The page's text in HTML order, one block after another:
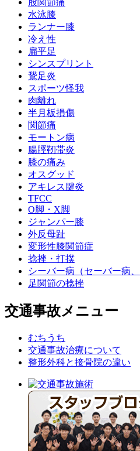
股関節痛
水泳膝
ランナー膝
冷え性
扁平足
シンスプリント
鵞足炎
スポーツ怪我
肉離れ
半月板損傷
関節痛
モートン病
腸脛靭帯炎
膝の痛み
オスグッド
アキレス腱炎
TFCC
O脚・X脚
ジャンパー膝
外反母趾
変形性膝関節症
捻挫・打撲
シーバー病（セーバー病、
足関節の捻挫
交通事故メニュー
むちうち
交通事故治療について
整形外科と接骨院の違い